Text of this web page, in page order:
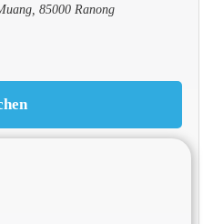
85000 Ranong